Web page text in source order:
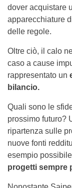
dover acquistare
apparecchiature
delle regole.
Oltre ciò, il calo
caso a cause
rappresentato un
bilancio.
Quali sono le
prossimo futuro?
ripartenza sulle
nuove fonti
esempio
progetti sempre